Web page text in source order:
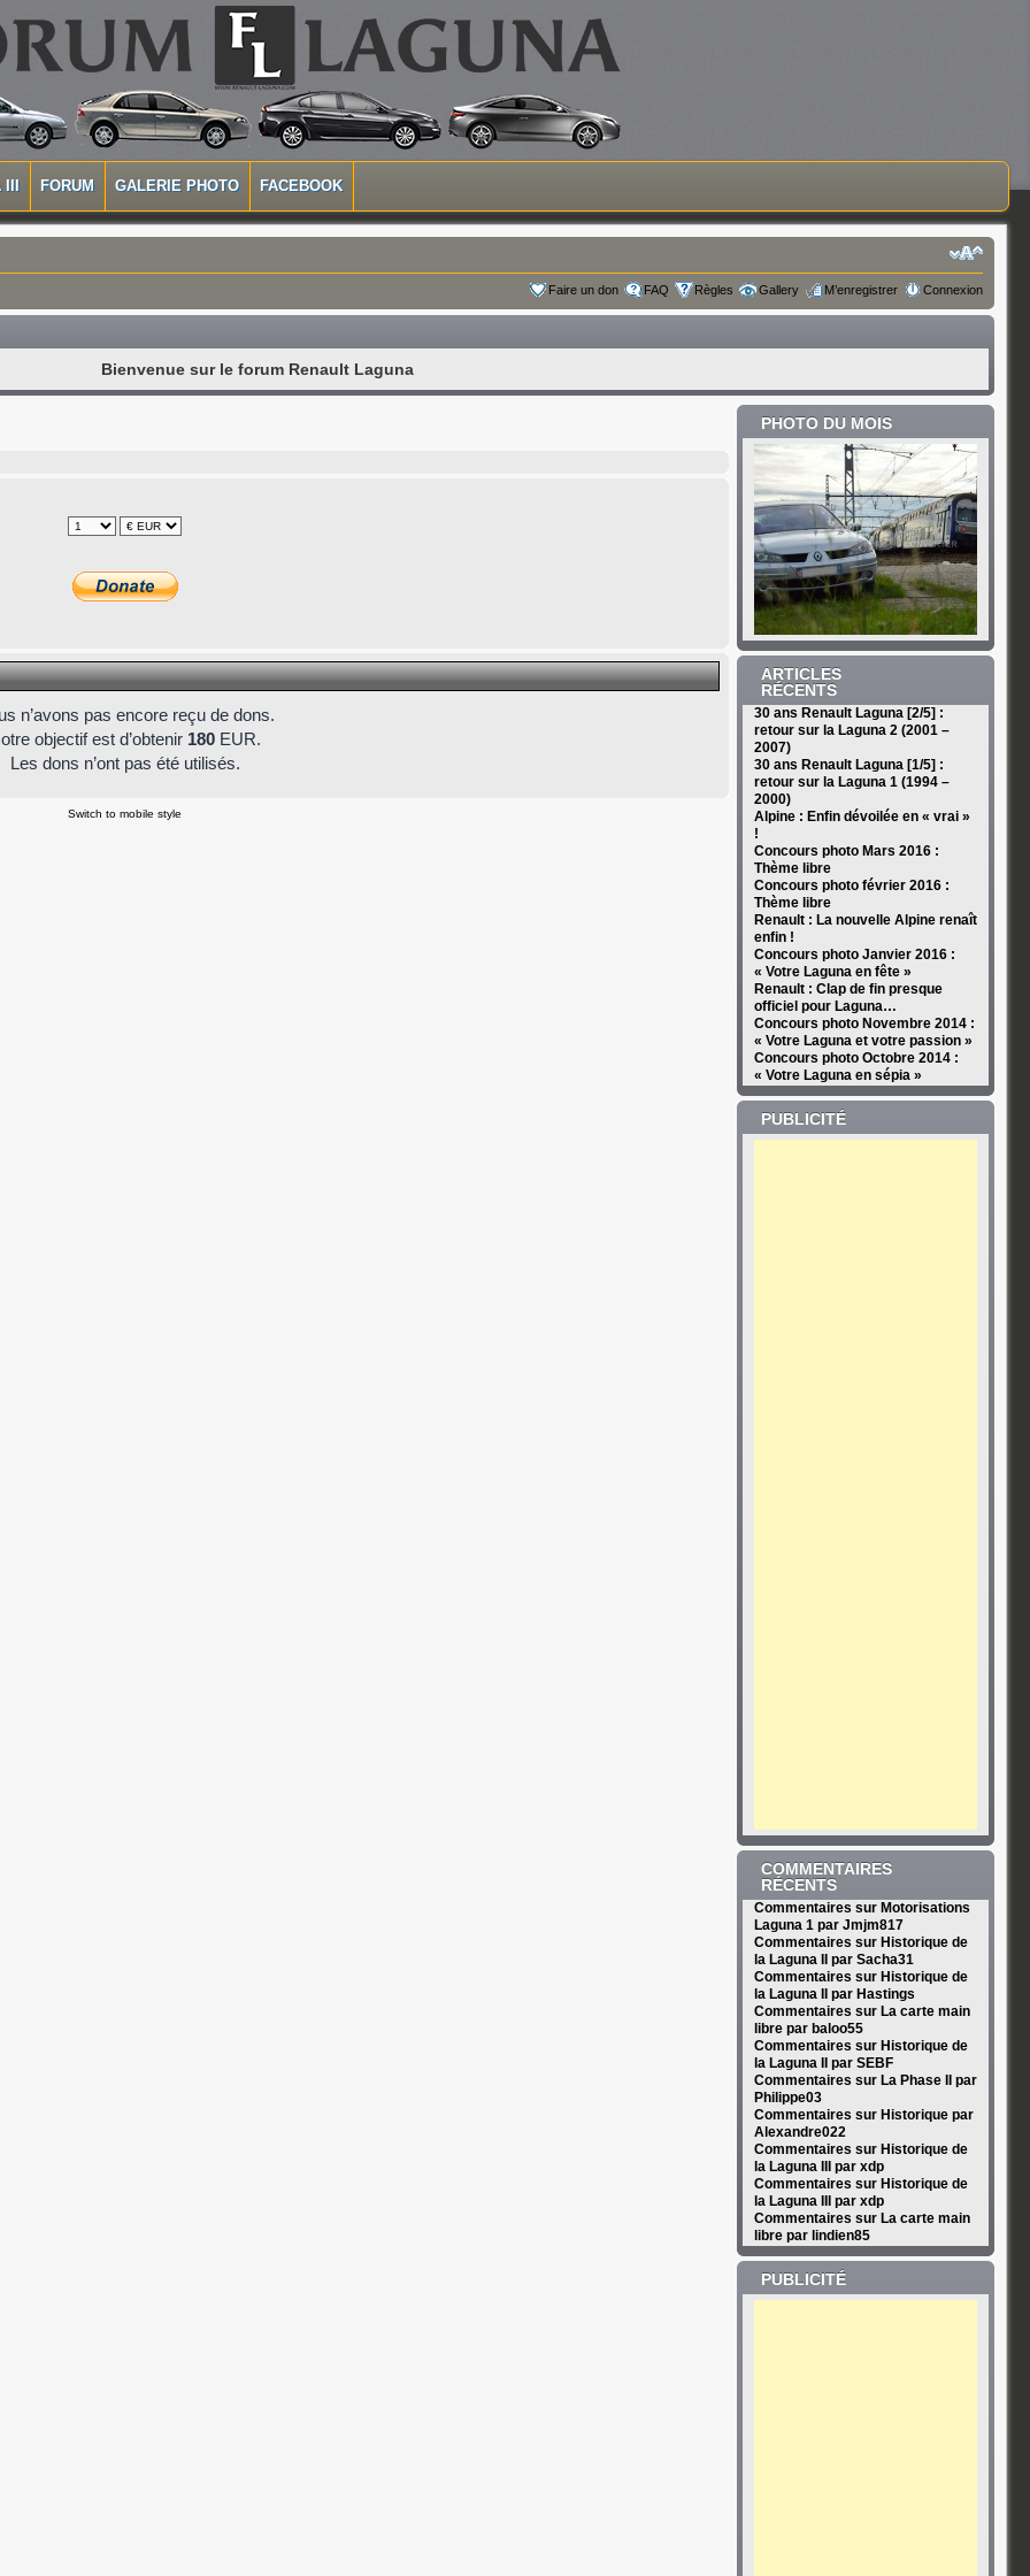
III FORUM GALERIE PHOTO FACEBOOK
Faire un don FAQ Règles Gallery M’enregistrer Connexion
Bienvenue sur le forum Renault Laguna
n’avons pas encore reçu de dons.
objectif est d’obtenir 180 EUR.
Les dons n’ont pas été utilisés.
Switch to mobile style
PHOTO DU MOIS
ARTICLES
RÉCENTS
30 ans Renault Laguna [2/5] :
retour sur la Laguna 2 (2001 –
2007)
30 ans Renault Laguna [1/5] :
retour sur la Laguna 1 (1994 –
2000)
Alpine : Enfin dévoilée en « vrai »
!
Concours photo Mars 2016 :
Thème libre
Concours photo février 2016 :
Thème libre
Renault : La nouvelle Alpine renaît
enfin !
Concours photo Janvier 2016 :
« Votre Laguna en fête »
Renault : Clap de fin presque
officiel pour Laguna…
Concours photo Novembre 2014 :
« Votre Laguna et votre passion »
Concours photo Octobre 2014 :
« Votre Laguna en sépia »
PUBLICITÉ
COMMENTAIRES
RÉCENTS
Commentaires sur Motorisations
Laguna 1 par Jmjm817
Commentaires sur Historique de
la Laguna II par Sacha31
Commentaires sur Historique de
la Laguna II par Hastings
Commentaires sur La carte main
libre par baloo55
Commentaires sur Historique de
la Laguna II par SEBF
Commentaires sur La Phase II par
Philippe03
Commentaires sur Historique par
Alexandre022
Commentaires sur Historique de
la Laguna III par xdp
Commentaires sur Historique de
la Laguna III par xdp
Commentaires sur La carte main
libre par lindien85
PUBLICITÉ